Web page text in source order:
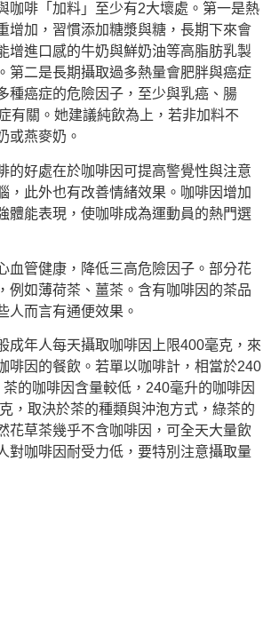
咖啡「加料」至少有2大壞處。第一是熱
增加，習慣添加糖漿與糖，長期下來會
增進口感的牛奶與鮮奶油等高脂肪乳製
第二是長期攝取過多熱量會肥胖與癌症
種癌症的危險因子，至少與乳癌、腸
有關。她建議純飲為上，若非加料不
或燕麥奶。
的好處在於咖啡因可提高警覺性與注意
，此外也有改善情緒效果。咖啡因增加
體能表現，使咖啡成為運動員的熱門選
血管健康，降低三高危險因子。部分花
例如薄荷茶、薑茶。含有咖啡因的茶品
人而言有通便效果。
成年人每天攝取咖啡因上限400毫克，來
啡因的餐飲。若單以咖啡計，相當於240
的咖啡因含量較低，240毫升的咖啡因
，取決於茶的種類與沖泡方式，綠茶的
花草茶幾乎不含咖啡因，可全天大量飲
對咖啡因耐受力低，要特別注意攝取量